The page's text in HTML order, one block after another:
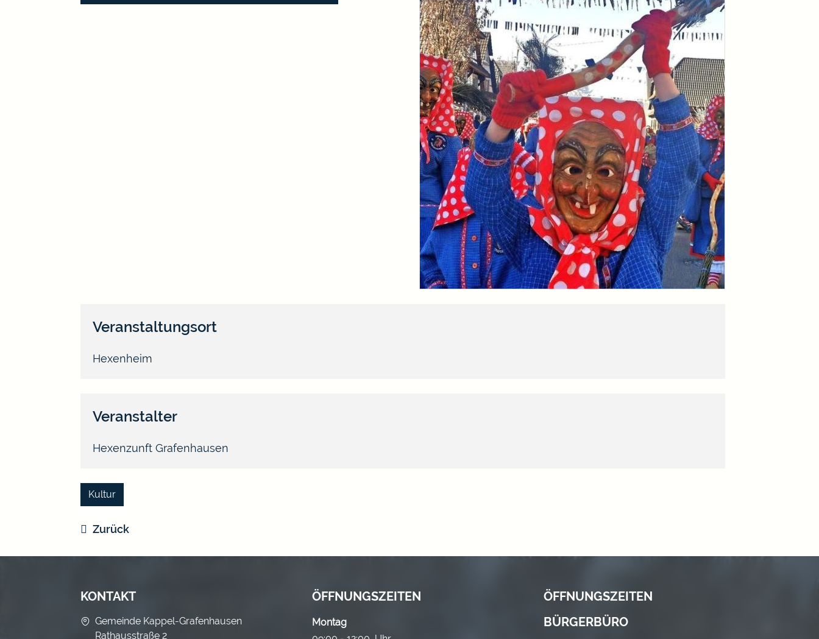
Veranstaltungsort
Hexenheim
Veranstalter
Hexenzunft Grafenhausen
Kultur
Zurück
KONTAKT
Gemeinde Kappel-Grafenhausen
Rathausstraße 2
ÖFFNUNGSZEITEN
Montag
ÖFFNUNGSZEITEN
BÜRGERBÜRO